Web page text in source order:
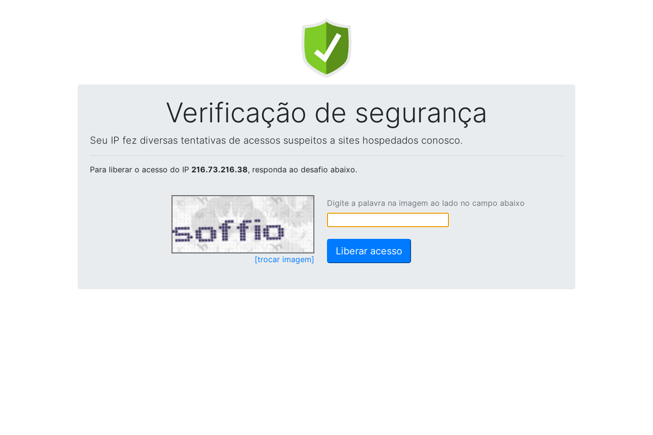
Verificação de segurança
Seu IP fez diversas tentativas de acessos suspeitos a sites hospedados conosco.
Para liberar o acesso do IP 216.73.216.38, responda ao desafio abaixo.
[trocar imagem]
Digite a palavra na imagem ao lado no campo abaixo